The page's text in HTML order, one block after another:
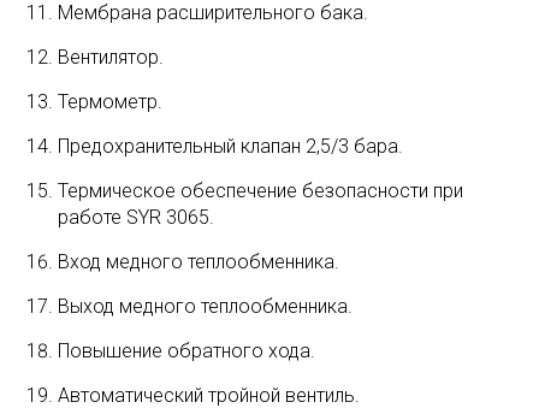
Мембрана расширительного бака.
Вентилятор.
Термометр.
Предохранительный клапан 2,5/3 бара.
Термическое обеспечение безопасности при
работе SYR 3065.
Вход медного теплообменника.
Выход медного теплообменника.
Повышение обратного хода.
Автоматический тройной вентиль.